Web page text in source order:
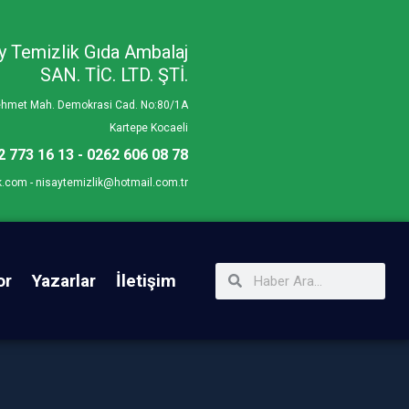
Temizlik Gıda Ambalaj
SAN. TİC. LTD. ŞTİ.
Mah. Demokrasi Cad. No:80/1A
Kartepe Kocaeli
773 16 13 - 0262 606 08 78
- nisaytemizlik@hotmail.com.tr
Yazarlar İletişim